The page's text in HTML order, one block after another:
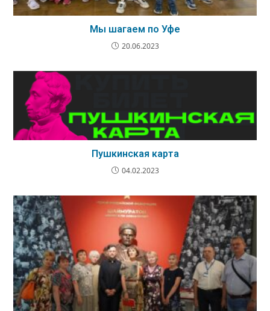
Мы шагаем по Уфе
20.06.2023
Пушкинская карта
04.02.2023